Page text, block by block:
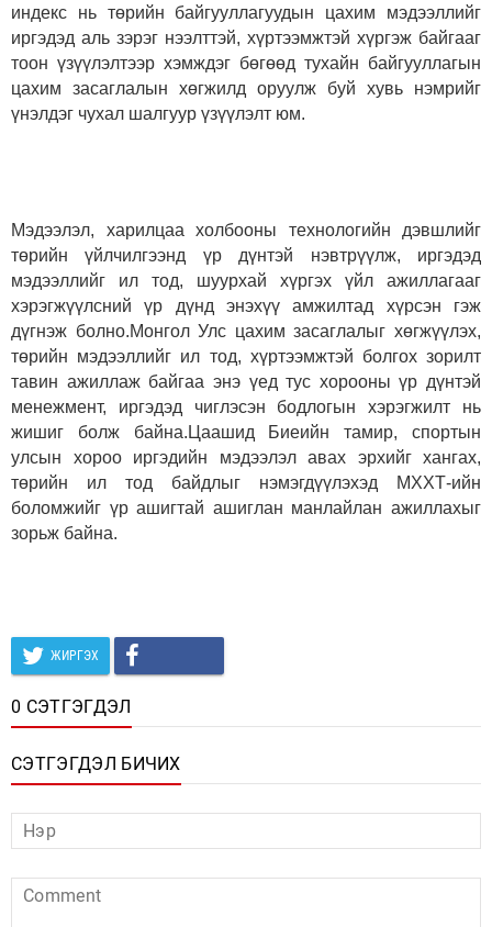
индекс нь төрийн байгууллагуудын цахим мэдээллийг
иргэдэд аль зэрэг нээлттэй, хүртээмжтэй хүргэж байгааг
тоон үзүүлэлтээр хэмждэг бөгөөд тухайн байгууллагын
цахим засаглалын хөгжилд оруулж буй хувь нэмрийг
үнэлдэг чухал шалгуур үзүүлэлт юм.
Мэдээлэл, харилцаа холбооны технологийн дэвшлийг
төрийн үйлчилгээнд үр дүнтэй нэвтрүүлж, иргэдэд
мэдээллийг ил тод, шуурхай хүргэх үйл ажиллагааг
хэрэгжүүлсний үр дүнд энэхүү амжилтад хүрсэн гэж
дүгнэж болно.Монгол Улс цахим засаглалыг хөгжүүлэх,
төрийн мэдээллийг ил тод, хүртээмжтэй болгох зорилт
тавин ажиллаж байгаа энэ үед тус хорооны үр дүнтэй
менежмент, иргэдэд чиглэсэн бодлогын хэрэгжилт нь
жишиг болж байна. Цаашид Биеийн тамир, спортын
улсын хороо иргэдийн мэдээлэл авах эрхийг хангах,
төрийн ил тод байдлыг нэмэгдүүлэхэд МХХТ-ийн
боломжийг үр ашигтай ашиглан манлайлан ажиллахыг
зорьж байна.
ЖИРГЭХ
0 СЭТГЭГДЭЛ
СЭТГЭГДЭЛ БИЧИХ